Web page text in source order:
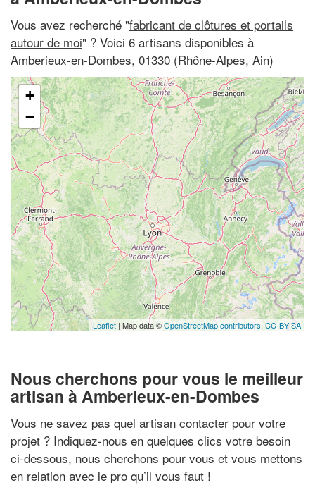
Vous avez recherché "fabricant de clôtures et portails
autour de moi" ? Voici 6 artisans disponibles à
Amberieux-en-Dombes, 01330 (Rhône-Alpes, Ain)
+
−
Leaflet | Map data ©OpenStreetMap contributors, CC-BY-SA
Nous cherchons pour vous le meilleur
artisan à Amberieux-en-Dombes
Vous ne savez pas quel artisan contacter pour votre
projet ? Indiquez-nous en quelques clics votre besoin
ci-dessous, nous cherchons pour vous et vous mettons
en relation avec le pro qu’il vous faut !